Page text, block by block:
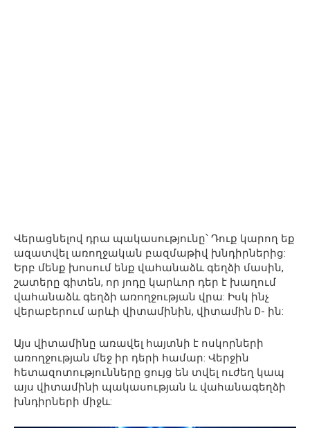
Վերացնելով դրա պակասությունը՝ Դուք կարող եք
ազատվել առողջական բազմաթիվ խնդիրներից:
Երբ մենք խոսում ենք վահանաձև գեղձի մասին,
շատերը գիտեն, որ յոդը կարևոր դեր է խաղում
վահանաձև գեղձի առողջության վրա: Իսկ ինչ
վերաբերում արևի վիտամինին, վիտամին D- ին:
Այս վիտամինը առավել հայտնի է ոսկորների
առողջության մեջ իր դերի համար: Վերջին
հետազոտությունները ցույց են տվել ուժեղ կապ
այս վիտամինի պակասության և վահանագեղձի
խնդիրների միջև: